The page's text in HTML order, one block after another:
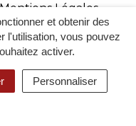
et obtenir des
l'utilisation, vous pouvez
activer.
Personnaliser
ACCESSIBILITÉ
Mentions Légales